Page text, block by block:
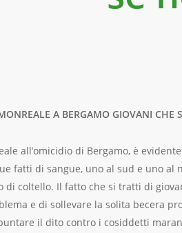
A BERGAMO GIOVANI
all’omicidio di Bergamo, è
fatti di sangue, uno al sud e uno
di coltello. Il fatto che si tratti di
e di sollevare la solita becera
il dito contro i cosiddetti